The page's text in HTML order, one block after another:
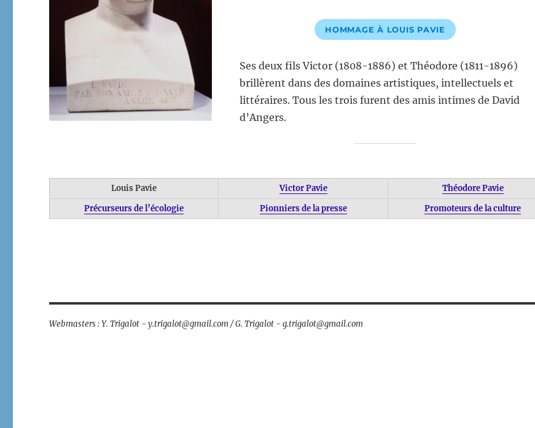
HOMMAGE À LOUIS PAVIE
Ses deux fils Victor (1808-1886) et Théodore (1811-1896)
brillèrent dans des domaines artistiques, intellectuels et
littéraires. Tous les trois furent des amis intimes de David
d’Angers.
Louis Pavie Victor Pavie
Théodore Pavie
Précurseurs de l’écologie
Pionniers de la presse Promoteurs de la culture
Webmasters : Y. Trigalot - y.trigalot@gmail.com / G. Trigalot - g.trigalot@gmail.com